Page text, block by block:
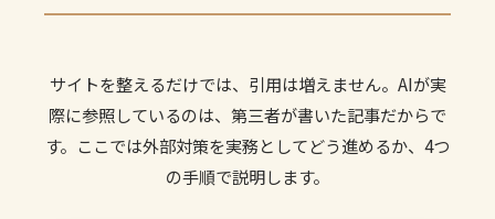
サイトを整えるだけでは、引用は増えません。AIが実
際に参照しているのは、第三者が書いた記事だからで
す。ここでは外部対策を実務としてどう進めるか、4つ
の手順で説明します。